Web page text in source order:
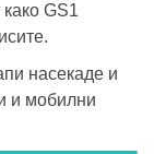
GS1
насекаде и
и мобилни